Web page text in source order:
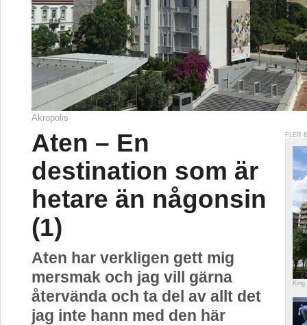
Akropolis
FLER
Aten – En
destination som är
hetare än någonsin
(1)
Aten har verkligen gett mig
mersmak och jag vill gärna
återvända och ta del av allt det
jag inte hann med den här